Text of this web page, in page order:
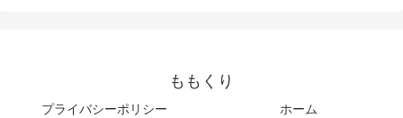
ももくり
プライバシーポリシー ホーム